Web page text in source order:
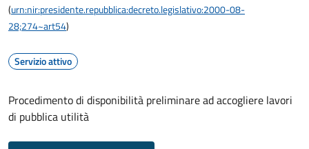
(urn:nir:presidente.repubblica:decreto.legislativo:2000-08-
28;274~art54)
Servizio attivo
Procedimento di disponibilità preliminare ad accogliere lavori
di pubblica utilità